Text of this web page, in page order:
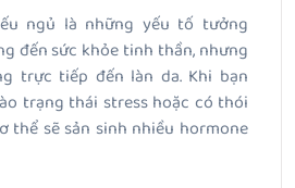
ngủ là những yếu tố tưởng
đến sức khỏe tinh thần, nhưng
trực tiếp đến làn da. Khi bạn
trạng thái stress hoặc có thói
thể sẽ sản sinh nhiều hormone